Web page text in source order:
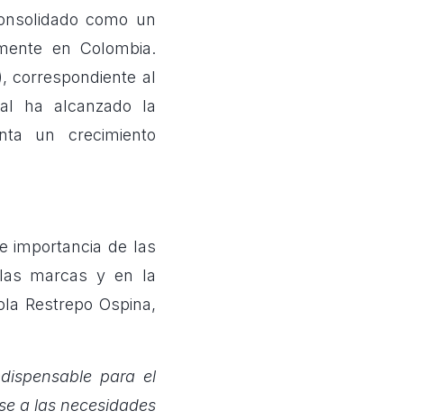
como un
en Colombia.
correspondiente al
ha alcanzado la
un crecimiento
importancia de las
marcas y en la
Restrepo Ospina,
para el
a las necesidades